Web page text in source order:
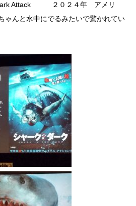
Attack ２０２４年 アメリ
んと水中にでるみたいで驚かれてい